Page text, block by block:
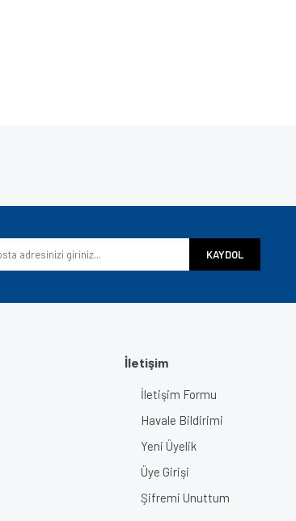
KAYDOL
İletişim
İletişim Formu
Havale Bildirimi
Yeni Üyelik
Üye Girişi
Şifremi Unuttum